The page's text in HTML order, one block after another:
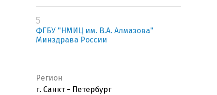
5
ФГБУ "НМИЦ им. В.А. Алмазова"
Минздрава России
Регион
г. Санкт - Петербург